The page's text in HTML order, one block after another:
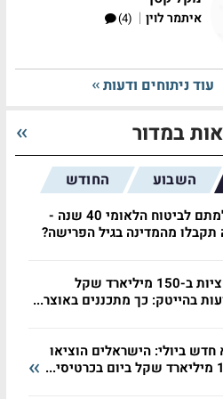
איתמר לוין |
(4)
עוד ניתוחים ודעות
במדור
השבוע החודש
שילמתם לביטוח הלאומי 40 שנה -
תקבלו מהמדינה בגיל הפרישה?
אופציות ב-150 מיליארד שקל
בהייטק: כך מתכננים באוצר...
חדש ביולי: הישראלים הוציאו